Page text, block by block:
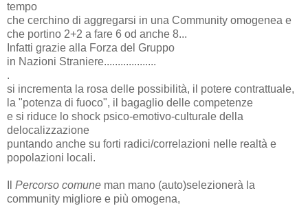
tempo
che cerchino di aggregarsi in una Community omogenea e
che portino 2+2 a fare 6 od anche 8...
Infatti grazie alla Forza del Gruppo
in Nazioni Straniere...................
.
si incrementa la rosa delle possibilità, il potere contrattuale,
la "potenza di fuoco", il bagaglio delle competenze
e si riduce lo shock psico-emotivo-culturale della
delocalizzazione
puntando anche su forti radici/correlazioni nelle realtà e
popolazioni locali.
Percorso comune man mano (auto)selezionerà la
community migliore e più omogena,